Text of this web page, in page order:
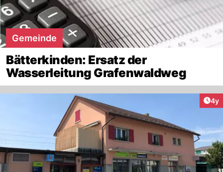
Gemeinde
Bätterkinden: Ersatz der
Wasserleitung Grafenwaldweg
4y